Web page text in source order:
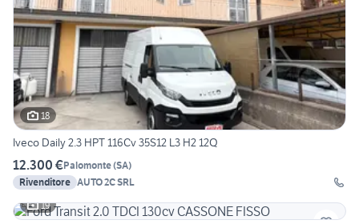
18
Iveco Daily 2.3 HPT 116Cv 35S12 L3 H2 12Q
12.300 €Palomonte(SA)
Rivenditore AUTO 2C SRL
19